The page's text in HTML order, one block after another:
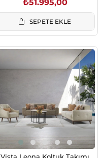
₺51.995,00
SEPETE EKLE